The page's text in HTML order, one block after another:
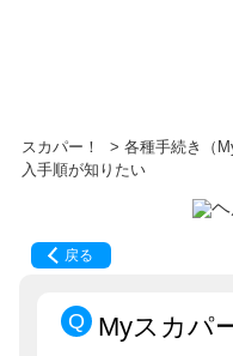
スカパー！ > 各種手続き（
入手順が知りたい
戻る
Myスカパ